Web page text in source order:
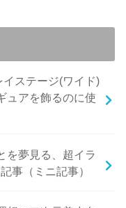
ステージ(ワイド)
ュアを飾るのに使
を夢見る、超イラ
事（ミニ記事）